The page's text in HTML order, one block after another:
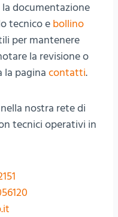
documentazione
tecnico ebollino
per mantenere
la revisione o
la pagina contatti.
nostra rete di
tecnici operativi in